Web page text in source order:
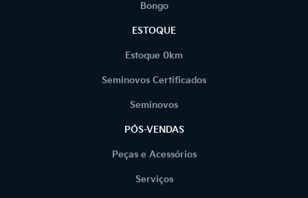
Bongo
ESTOQUE
Estoque 0km
Seminovos Certificados
Seminovos
PÓS-VENDAS
Peças e Acessórios
Serviços